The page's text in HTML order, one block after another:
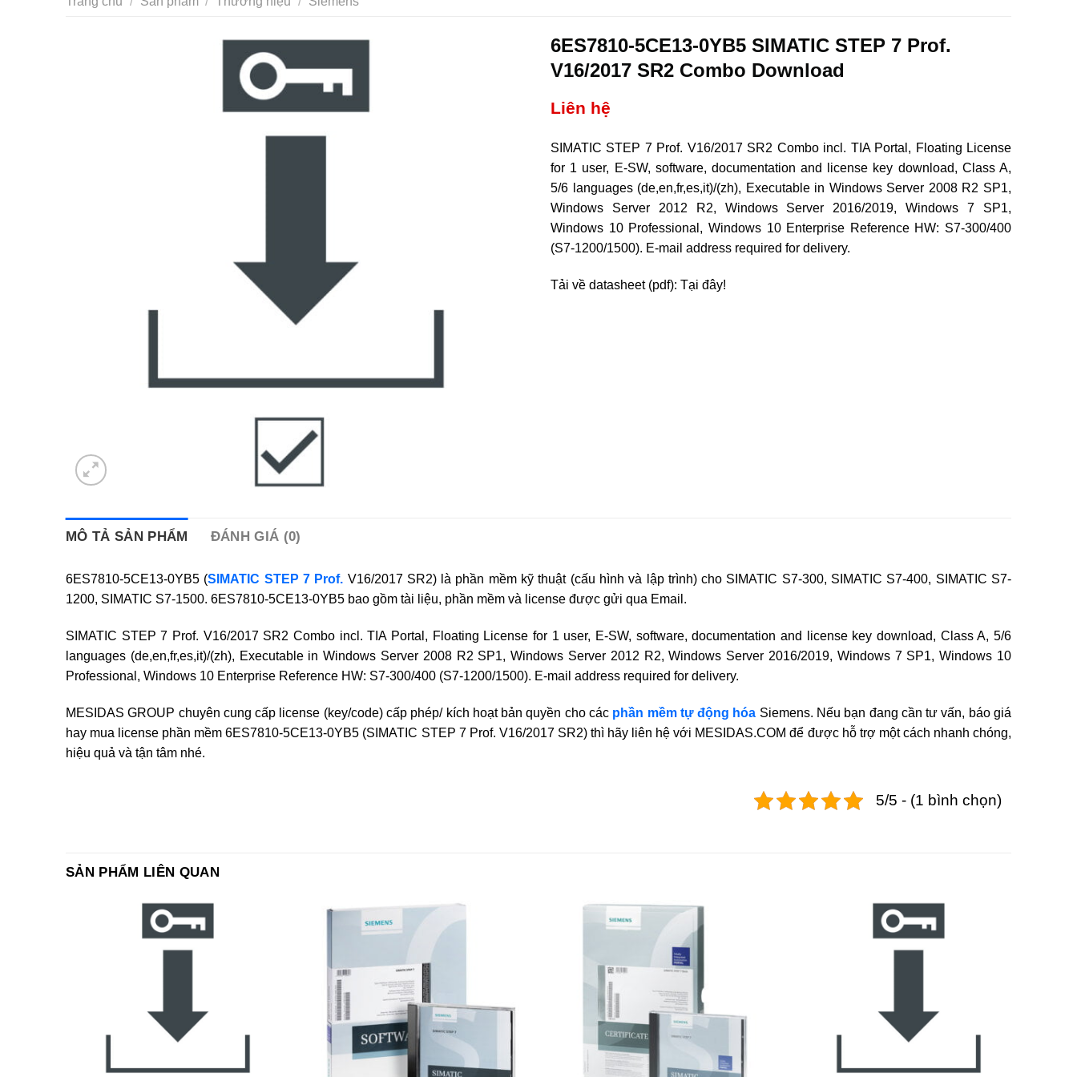
6ES7810-5CE13-0YB5 SIMATIC STEP 7 Prof.
V16/2017 SR2 Combo Download
Liên hệ
SIMATIC STEP 7 Prof. V16/2017 SR2 Combo incl. TIA Portal, Floating License
for 1 user, E-SW, software, documentation and license key download, Class A,
5/6 languages (de,en,fr,es,it)/(zh), Executable in Windows Server 2008 R2 SP1,
Windows Server 2012 R2, Windows Server 2016/2019, Windows 7 SP1,
Windows 10 Professional, Windows 10 Enterprise Reference HW: S7-300/400
(S7-1200/1500). E-mail address required for delivery.
Tải về datasheet (pdf): Tại đây!
MÔ TẢ SẢN PHẨM ĐÁNH GIÁ (0)
6ES7810-5CE13-0YB5 (SIMATIC STEP 7 Prof. V16/2017 SR2) là phần mềm kỹ thuật (cấu hình và lập trình) cho SIMATIC S7-300, SIMATIC S7-400, SIMATIC S7-
1200, SIMATIC S7-1500. 6ES7810-5CE13-0YB5 bao gồm tài liệu, phần mềm và license được gửi qua Email.
SIMATIC STEP 7 Prof. V16/2017 SR2 Combo incl. TIA Portal, Floating License for 1 user, E-SW, software, documentation and license key download, Class A, 5/6
languages (de,en,fr,es,it)/(zh), Executable in Windows Server 2008 R2 SP1, Windows Server 2012 R2, Windows Server 2016/2019, Windows 7 SP1, Windows 10
Professional, Windows 10 Enterprise Reference HW: S7-300/400 (S7-1200/1500). E-mail address required for delivery.
MESIDAS GROUP chuyên cung cấp license (key/code) cấp phép/ kích hoạt bản quyền cho các phần mềm tự động hóa Siemens. Nếu bạn đang cần tư vấn, báo giá
hay mua license phần mềm 6ES7810-5CE13-0YB5 (SIMATIC STEP 7 Prof. V16/2017 SR2) thì hãy liên hệ với MESIDAS.COM để được hỗ trợ một cách nhanh chóng,
hiệu quả và tận tâm nhé.
5/5 - (1 bình chọn)
SẢN PHẨM LIÊN QUAN